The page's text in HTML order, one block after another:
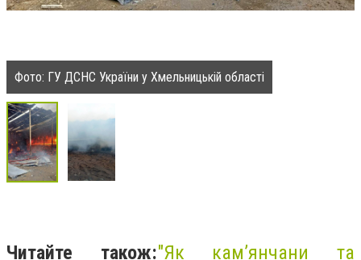
Фото: ГУ ДСНС України у Хмельницькій області
Читайте також:"Як кам’янчани та